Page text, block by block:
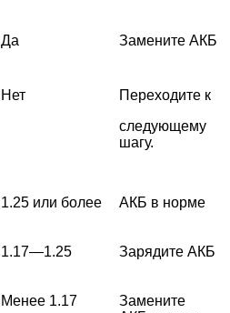
Да Замените АКБ
Нет
Переходите к
следующему
шагу.
1.25 или более АКБ в норме
1.17—1.25 Зарядите АКБ
Менее 1.17
Замените